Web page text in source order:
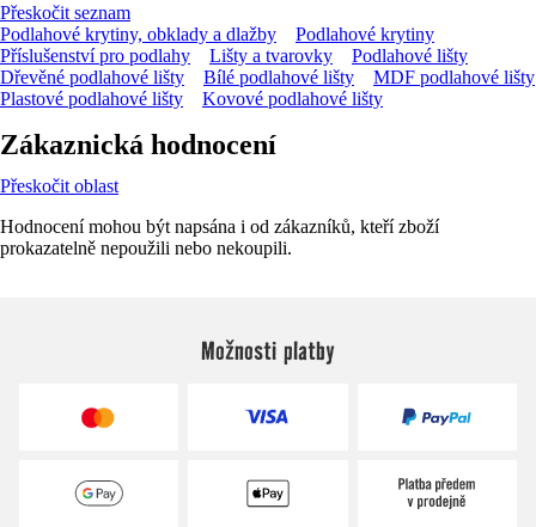
Přeskočit seznam
Podlahové krytiny, obklady a dlažby
Podlahové krytiny
Příslušenství pro podlahy
Lišty a tvarovky
Podlahové lišty
Dřevěné podlahové lišty
Bílé podlahové lišty
MDF podlahové lišty
Plastové podlahové lišty
Kovové podlahové lišty
Zákaznická hodnocení
Přeskočit oblast
Hodnocení mohou být napsána i od zákazníků, kteří zboží
prokazatelně nepoužili nebo nekoupili.
Možnosti platby